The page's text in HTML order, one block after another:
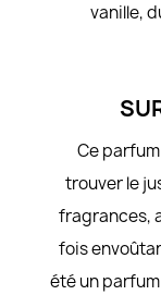
vanille,
Ce
trouver le
fragrances,
fois
été un